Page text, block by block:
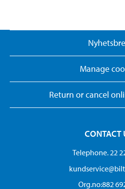
Manage
Return or cancel
CONTACT
Telephone. 22
Org.no:882